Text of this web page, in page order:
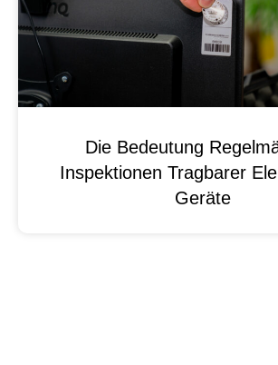
Die Bedeutung
Inspektionen Tragbarer
Geräte